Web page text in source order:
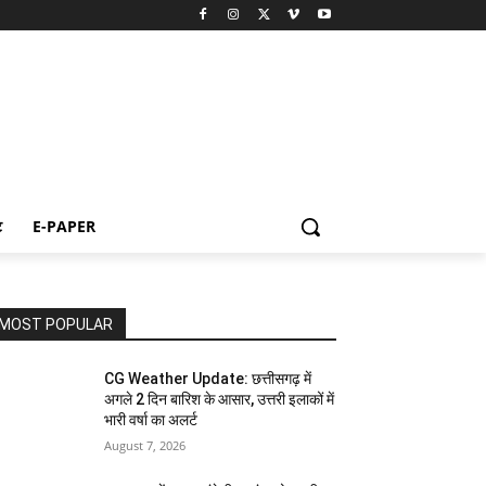
E-PAPER
POPULAR
CG Weather Update: छत्तीसगढ़ में
अगले 2 दिन बारिश के आसार, उत्तरी इलाकों में
भारी वर्षा का अलर्ट
August 7, 2026